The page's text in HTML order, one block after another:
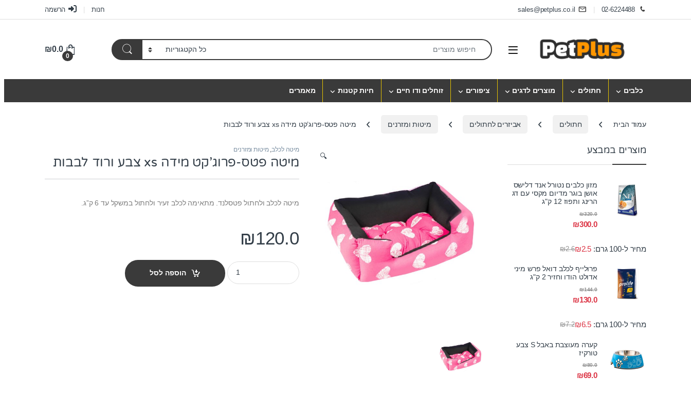
Skip to navigation
02-6224488
sales@petplus.co.il חנות הרשמה
Open
Search for:
0
₪0.0
כלבים חתולים מוצרים לדגים ציפורים זוחלים ודו חיים חיות קטנות מאמרים
עמוד הבית חתולים אביזרים לחתולים מיטות ומזרנים מיטה פטס-פרוג’קט מידה xs צבע ורוד לבבות
🔍
מיטה לכלב,מיטות ומזרנים
מיטה פטס-פרוג’קט מידה xs צבע ורוד לבבות
מיטה לכלב ולחתול פטסלנד. מתאימה לכלב זעיר ולחתול במשקל עד 6 ק”ג.
₪120.0
מיטה פטס-פרוג'קט מידה xs צבע ורוד לבבות quantity
הוספה לסל
מוצרים במבצע
מזון כלבים נטורל אנד דלישס
אושן בוגר מדיום מקסי עם דג
הרינג ותפוז 12 ק"ג
₪300.0
₪320.0
מחיר ל-100 גרם: ₪2.6₪2.5
פרולייף לכלב דואל פרש מיני
אדולט הודו וחזיר 2 ק"ג
₪130.0
₪144.0
מחיר ל-100 גרם: ₪7.2₪6.5
קערה מעוצבת באבל S צבע
טורקיז
₪69.0
₪80.0